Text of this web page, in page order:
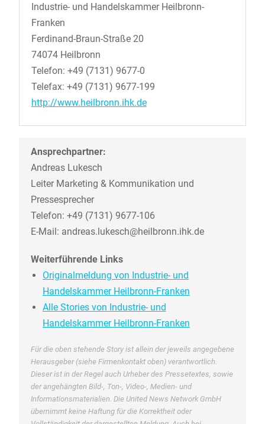
Industrie- und Handelskammer Heilbronn-
Franken
Ferdinand-Braun-Straße 20
74074 Heilbronn
Telefon: +49 (7131) 9677-0
Telefax: +49 (7131) 9677-199
http://www.heilbronn.ihk.de
Ansprechpartner:
Andreas Lukesch
Leiter Marketing & Kommunikation und
Pressesprecher
Telefon: +49 (7131) 9677-106
E-Mail: andreas.lukesch@heilbronn.ihk.de
Weiterführende Links
Originalmeldung von Industrie- und
Handelskammer Heilbronn-Franken
Alle Stories von Industrie- und
Handelskammer Heilbronn-Franken
Für die oben stehende Story ist allein der jeweils angegebene
Herausgeber (siehe Firmenkontakt oben) verantwortlich.
Dieser ist in der Regel auch Urheber des Pressetextes, sowie
der angehängten Bild-, Ton-, Video-, Medien- und
Informationsmaterialien. Die United News Network GmbH
übernimmt keine Haftung für die Korrektheit oder